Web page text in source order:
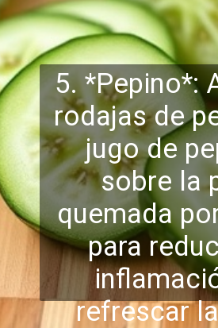
5. *Pepino*:
rodajas de
jugo de
sobre la
quemada
para
refrescar